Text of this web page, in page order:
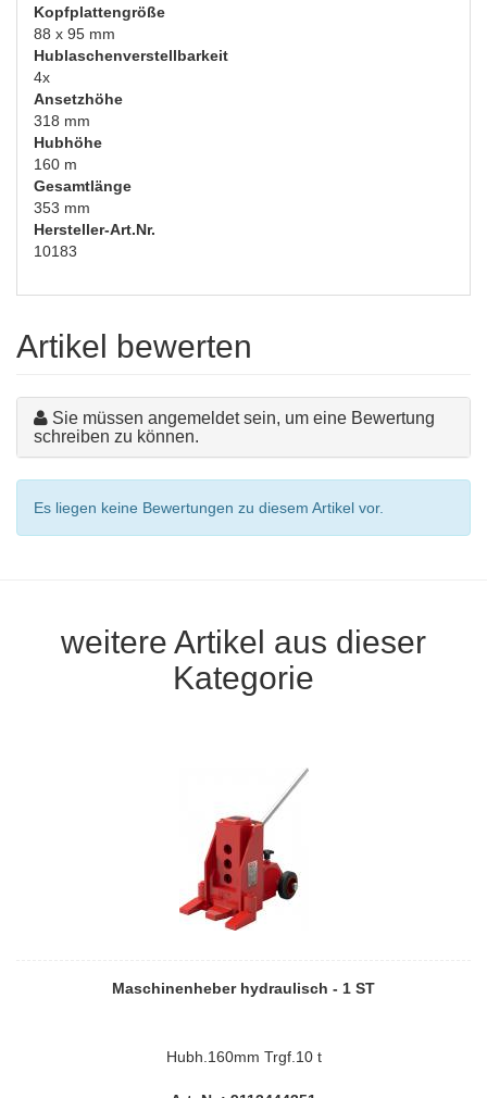
Kopfplattengröße
88 x 95 mm
Hublaschenverstellbarkeit
4x
Ansetzhöhe
318 mm
Hubhöhe
160 m
Gesamtlänge
353 mm
Hersteller-Art.Nr.
10183
Artikel bewerten
Sie müssen angemeldet sein, um eine Bewertung
schreiben zu können.
Es liegen keine Bewertungen zu diesem Artikel vor.
weitere Artikel aus dieser
Kategorie
Maschinenheber hydraulisch - 1 ST
Hubh.160mm Trgf.10 t